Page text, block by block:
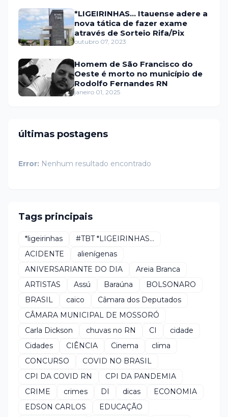
*LIGEIRINHAS... Itauense adere a
nova tática de fazer exame
através de Sorteio Rifa/Pix
outubro 07, 2023
Homem de São Francisco do
Oeste é morto no município de
Rodolfo Fernandes RN
janeiro 01, 2025
últimas postagens
Error: Nenhum resultado encontrado
Tags principais
*ligeirinhas
#TBT *LIGEIRINHAS...
ACIDENTE
alienígenas
ANIVERSARIANTE DO DIA
Areia Branca
ARTISTAS
Assú Baraúna
BOLSONARO
BRASIL
caico
Câmara dos Deputados
CÂMARA MUNICIPAL DE MOSSORÓ
Carla Dickson
chuvas no RN CI
cidade
Cidades
CIÊNCIA Cinema
clima
CONCURSO
COVID NO BRASIL
CPI DA COVID RN
CPI DA PANDEMIA
CRIME
crimes DI dicas
ECONOMIA
EDSON CARLOS
EDUCAÇÃO